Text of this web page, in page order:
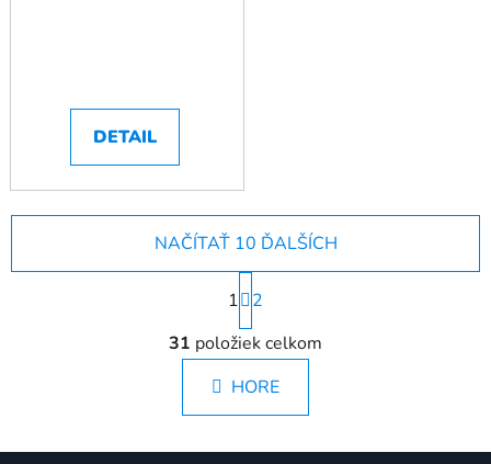
DETAIL
O
v
l
á
d
a
NAČÍTAŤ 10 ĎALŠÍCH
S
t
r
á
n
k
a
1
2
31 položiek celkom
HORE